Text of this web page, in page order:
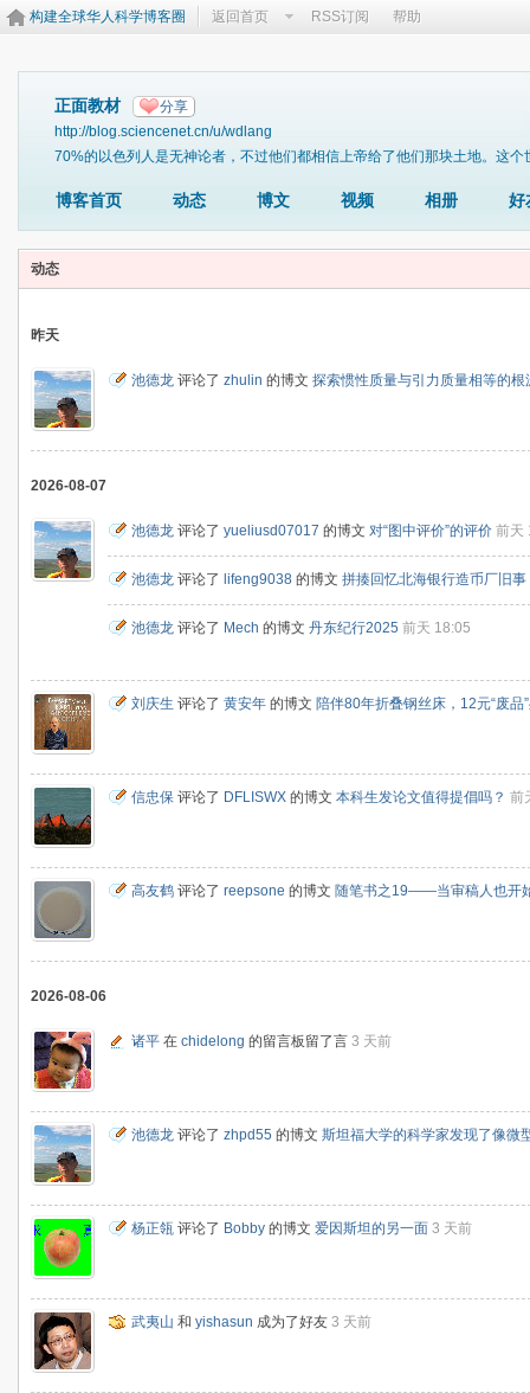
构建全球华人科学博客圈 返回首页 RSS订阅 帮助
正面教材 分享
http://blog.sciencenet.cn/u/wdlang
70%的以色列人是无神论者，不过他们都相信上帝给了他们那块土地。这个
博客首页 动态 博文 视频 相册 好
动态
昨天
池德龙 评论了 zhulin 的博文 探索惯性质量与引力质量相等的根
2026-08-07
池德龙 评论了 yueliusd07017 的博文 对“图中评价”的评价 前天
池德龙 评论了 lifeng9038 的博文 拼揍回忆北海银行造币厂旧事
池德龙 评论了 Mech 的博文 丹东纪行2025 前天 18:05
刘庆生 评论了 黄安年 的博文 陪伴80年折叠钢丝床，12元“废品
信忠保 评论了 DFLISWX 的博文 本科生发论文值得提倡吗？ 前
高友鹤 评论了 reepsone 的博文 随笔书之19——当审稿人也开
2026-08-06
诸平 在 chidelong 的留言板留了言 3 天前
池德龙 评论了 zhpd55 的博文 斯坦福大学的科学家发现了像微
杨正瓴 评论了 Bobby 的博文 爱因斯坦的另一面 3 天前
武夷山 和 yishasun 成为了好友 3 天前